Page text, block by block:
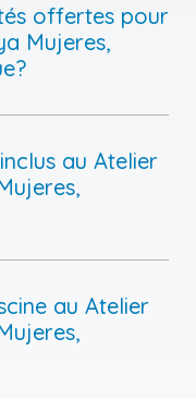
offertes pour
Mujeres,
au Atelier
au Atelier